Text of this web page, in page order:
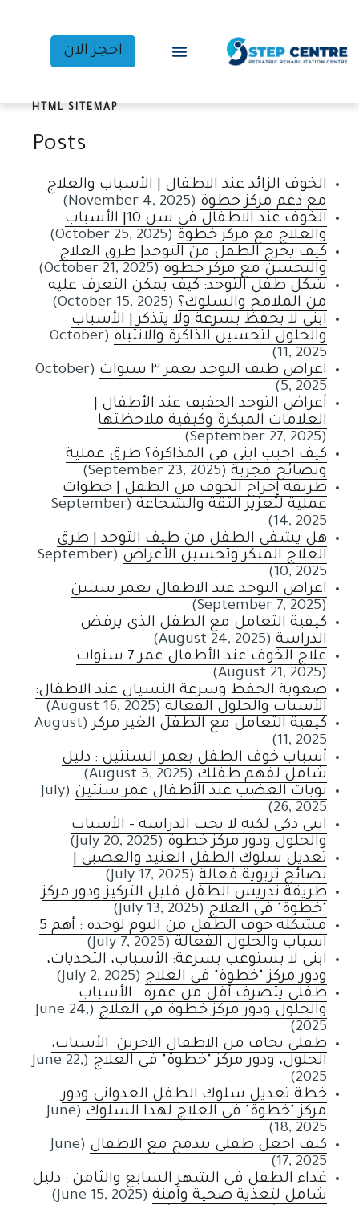
احجز الان
HTML SITEMAP
Posts
الخوف الزائد عند الاطفال | الأسباب والعلاج
مع دعم مركز خطوة (November 4, 2025)
الخوف عند الاطفال في سن 10| الأسباب
والعلاج مع مركز خطوة (October 25, 2025)
كيف يخرج الطفل من التوحد| طرق العلاج
والتحسن مع مركز خطوة (October 21, 2025)
شكل طفل التوحد: كيف يمكن التعرف عليه
من الملامح والسلوك؟ (October 15, 2025)
ابني لا يحفظ بسرعة ولا يتذكر | الأسباب
والحلول لتحسين الذاكرة والانتباه
(October
11, 2025)
اعراض طيف التوحد بعمر ٣ سنوات
(October
5, 2025)
أعراض التوحد الخفيف عند الأطفال |
العلامات المبكرة وكيفية ملاحظتها
(September 27, 2025)
كيف احبب ابنى فى المذاكرة؟ طرق عملية
ونصائح مجربة (September 23, 2025)
طريقة إخراج الخوف من الطفل | خطوات
عملية لتعزيز الثقة والشجاعة (September
14, 2025)
هل يشفي الطفل من طيف التوحد | طرق
العلاج المبكر وتحسين الأعراض
(September
10, 2025)
اعراض التوحد عند الاطفال بعمر سنتين
(September 7, 2025)
كيفية التعامل مع الطفل الذي يرفض
الدراسة (August 24, 2025)
علاج الخوف عند الأطفال عمر 7 سنوات
(August 21, 2025)
صعوبة الحفظ وسرعة النسيان عند الاطفال:
الأسباب والحلول الفعالة (August 16, 2025)
كيفية التعامل مع الطفل الغير مركز
(August
11, 2025)
أسباب خوف الطفل بعمر السنتين : دليل
شامل لفهم طفلك (August 3, 2025)
نوبات الغضب عند الأطفال عمر سنتين
(July
26, 2025)
ابني ذكي لكنه لا يحب الدراسة – الأسباب
والحلول ودور مركز خطوة (July 20, 2025)
تعديل سلوك الطفل العنيد والعصبي |
نصائح تربوية فعالة (July 17, 2025)
طريقة تدريس الطفل قليل التركيز ودور مركز
"خطوة" في العلاج (July 13, 2025)
مشكلة خوف الطفل من النوم لوحده : أهم 5
اسباب والحلول الفعالة (July 7, 2025)
ابني لا يستوعب بسرعة: الأسباب، التحديات،
ودور مركز "خطوة" في العلاج (July 2, 2025)
طفلي يتصرف أقل من عمره : الأسباب
والحلول ودور مركز خطوة في العلاج
(June 24,
2025)
طفلي يخاف من الاطفال الاخرين: الأسباب،
الحلول، ودور مركز "خطوة" في العلاج
(June 22,
2025)
خطة تعديل سلوك الطفل العدواني ودور
مركز "خطوة" في العلاج لهذا السلوك
(June
18, 2025)
كيف اجعل طفلي يندمج مع الاطفال
(June
17, 2025)
غذاء الطفل في الشهر السابع والثامن : دليل
شامل لتغذية صحية وآمنة (June 15, 2025)